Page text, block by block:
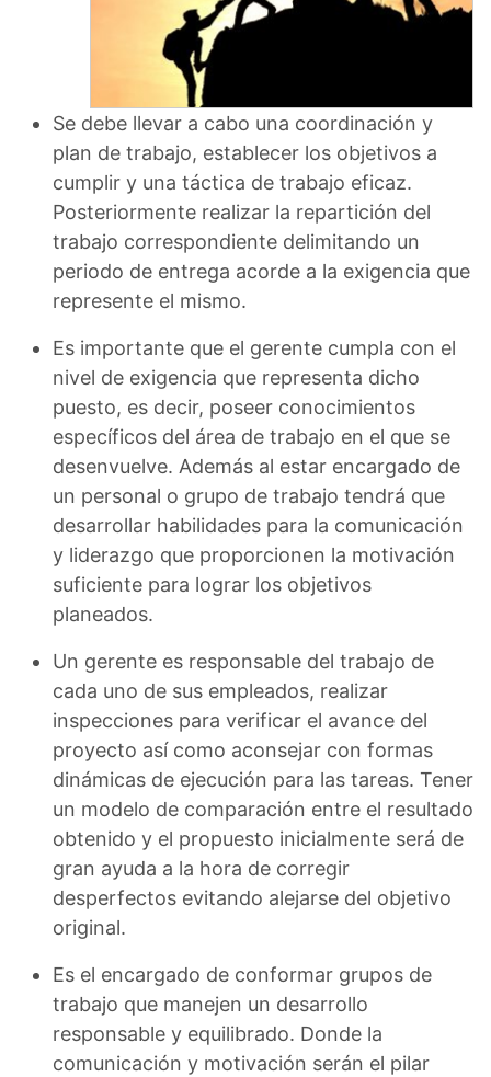
Se debe llevar a cabo una coordinación y
plan de trabajo, establecer los objetivos a
cumplir y una táctica de trabajo eficaz.
Posteriormente realizar la repartición del
trabajo correspondiente delimitando un
periodo de entrega acorde a la exigencia que
represente el mismo.
Es importante que el gerente cumpla con el
nivel de exigencia que representa dicho
puesto, es decir, poseer conocimientos
específicos del área de trabajo en el que se
desenvuelve. Además al estar encargado de
un personal o grupo de trabajo tendrá que
desarrollar habilidades para la comunicación
y liderazgo que proporcionen la motivación
suficiente para lograr los objetivos
planeados.
Un gerente es responsable del trabajo de
cada uno de sus empleados, realizar
inspecciones para verificar el avance del
proyecto así como aconsejar con formas
dinámicas de ejecución para las tareas. Tener
un modelo de comparación entre el resultado
obtenido y el propuesto inicialmente será de
gran ayuda a la hora de corregir
desperfectos evitando alejarse del objetivo
original.
Es el encargado de conformar grupos de
trabajo que manejen un desarrollo
responsable y equilibrado. Donde la
comunicación y motivación serán el pilar